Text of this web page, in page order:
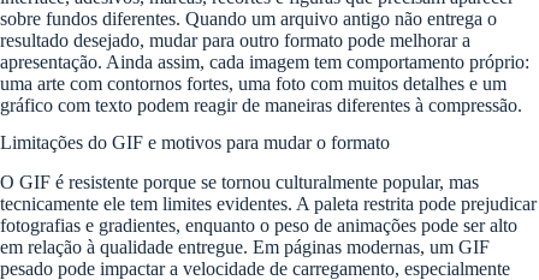
sobre fundos diferentes. Quando um arquivo antigo não entrega o
resultado desejado, mudar para outro formato pode melhorar a
apresentação. Ainda assim, cada imagem tem comportamento próprio:
uma arte com contornos fortes, uma foto com muitos detalhes e um
gráfico com texto podem reagir de maneiras diferentes à compressão.
Limitações do GIF e motivos para mudar o formato
O GIF é resistente porque se tornou culturalmente popular, mas
tecnicamente ele tem limites evidentes. A paleta restrita pode prejudicar
fotografias e gradientes, enquanto o peso de animações pode ser alto
em relação à qualidade entregue. Em páginas modernas, um GIF
pesado pode impactar a velocidade de carregamento, especialmente